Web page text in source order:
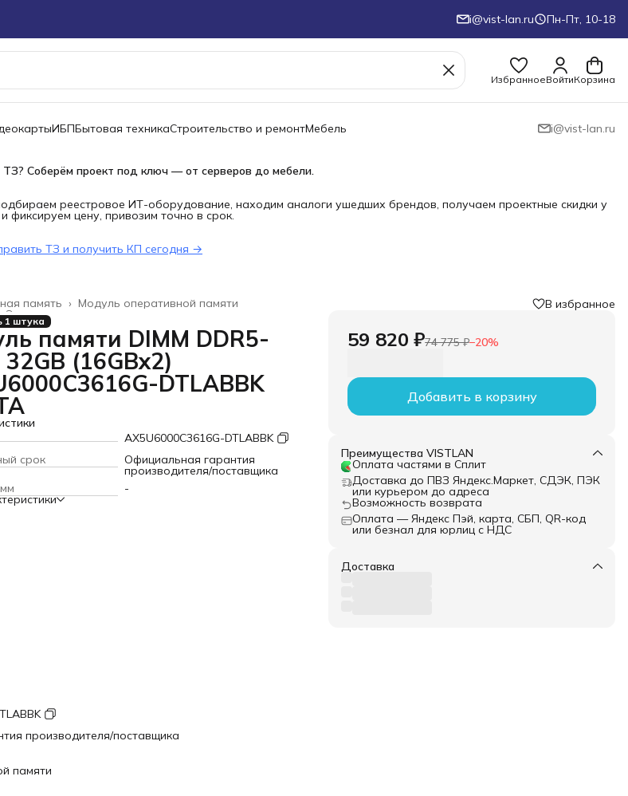
i@vist-lan.ru Пн-Пт, 10-18
ИзбранноеВойтиКорзина
ИБПБытовая техникаСтроительство и ремонтМебель i@vist-lan.ru
ТЗ? Соберём проект под ключ — от серверов до мебели.
реестровое ИТ-оборудование, находим аналоги ушедших брендов, получаем проектные скидки у
фиксируем цену, привозим точно в срок.
ТЗ и получить КП сегодня →
Модуль оперативной памяти
память ›
Электроника
1 штука
памяти DIMM DDR5-
(16GBx2)
DTLABBK
AX5U6000C3616G-DTLABBK
срок
Официальная гарантия
производителя/поставщика
-
В избранное
59 820 ₽74 775 ₽−20%
Добавить в корзину
Преимущества VISTLAN
Оплата частями в Сплит
Доставка до ПВЗ Яндекс.Маркет, СДЭК, ПЭК
или курьером до адреса
Возможность возврата
Оплата — Яндекс Пэй, карта, СБП, QR-код
или безнал для юрлиц с НДС
Доставка
производителя/поставщика
памяти